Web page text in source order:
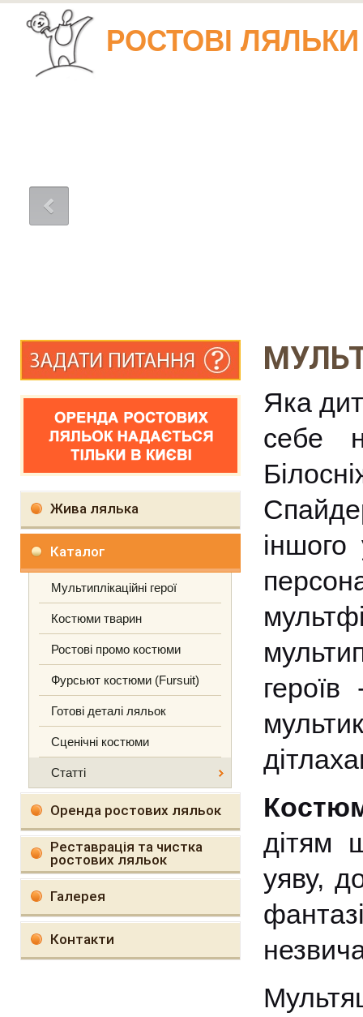
РОСТОВІ
Жива лялька
Каталог
Мультиплікаційні герої
Костюми тварин
Ростові промо костюми
Фурсьют костюми (Fursuit)
Готові деталі ляльок
Сценічні костюми
Статті
Оренда ростових ляльок
Реставрація та чистка
ростових ляльок
Галерея
Контакти
Яка
себе
дітям
уяву,